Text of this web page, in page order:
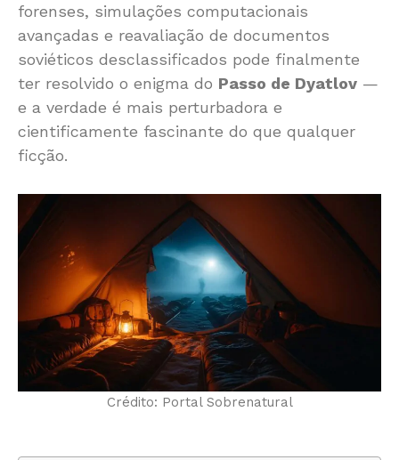
forenses, simulações computacionais
avançadas e reavaliação de documentos
soviéticos desclassificados pode finalmente
ter resolvido o enigma do Passo de Dyatlov —
e a verdade é mais perturbadora e
cientificamente fascinante do que qualquer
ficção.
Crédito: Portal Sobrenatural